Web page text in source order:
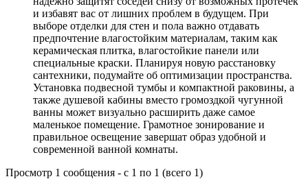
и избавят вас от лишних проблем в будущем. При
выборе отделки для стен и пола важно отдавать
предпочтение влагостойким материалам, таким как
керамическая плитка, влагостойкие панели или
специальные краски. Планируя новую расстановку
сантехники, подумайте об оптимизации пространства.
Установка подвесной тумбы и компактной раковины, а
также душевой кабины вместо громоздкой чугунной
ванны может визуально расширить даже самое
маленькое помещение. Грамотное зонирование и
правильное освещение завершат образ удобной и
современной ванной комнаты.
Просмотр 1 сообщения - с 1 по 1 (всего 1)